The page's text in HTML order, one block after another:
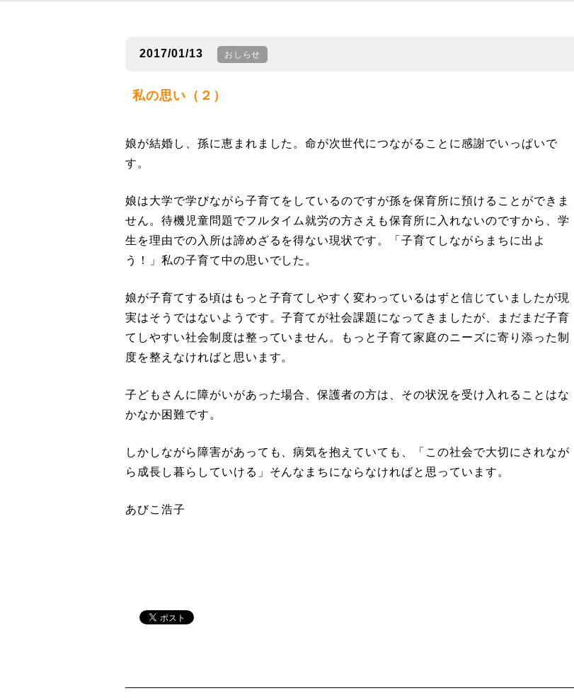
2017/01/13 おしらせ
私の思い（２）
娘が結婚し、孫に恵まれました。命が次世代につながることに感謝でいっぱいで
す。
娘は大学で学びながら子育てをしているのですが孫を保育所に預けることができま
せん。待機児童問題でフルタイム就労の方さえも保育所に入れないのですから、学
生を理由での入所は諦めざるを得ない現状です。「子育てしながらまちに出よ
う！」私の子育て中の思いでした。
娘が子育てする頃はもっと子育てしやすく変わっているはずと信じていましたが現
実はそうではないようです。子育てが社会課題になってきましたが、まだまだ子育
てしやすい社会制度は整っていません。もっと子育て家庭のニーズに寄り添った制
度を整えなければと思います。
子どもさんに障がいがあった場合、保護者の方は、その状況を受け入れることはな
かなか困難です。
しかしながら障害があっても、病気を抱えていても、「この社会で大切にされなが
ら成長し暮らしていける」そんなまちにならなければと思っています。
あびこ浩子